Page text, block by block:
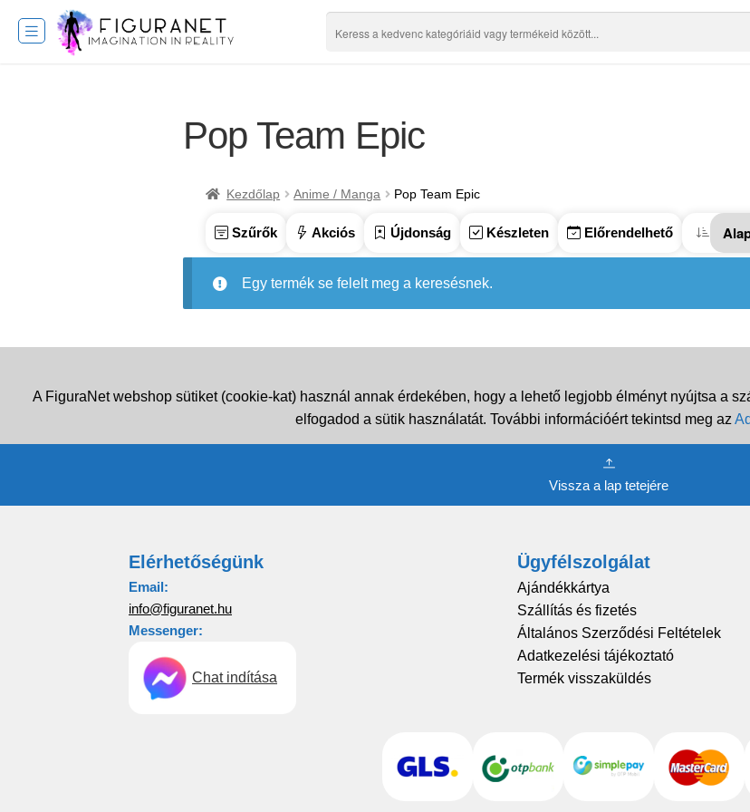
Pop Team Epic
Kezdőlap Anime / Manga Pop Team Epic
Szűrők Akciós Újdonság Készleten Előrendelhető
Egy termék se felelt meg a keresésnek.
A FiguraNet webshop sütiket (cookie-kat) használ annak érdekében, hogy a lehető legjobb élményt nyújtsa a
elfogadod a sütik használatát. További információért tekintsd meg az
Vissza a lap tetejére
Elérhetőségünk
Email:
info@figuranet.hu
Messenger:
Chat indítása
Ügyfélszolgálat
Ajándékkártya
Szállítás és fizetés
Általános Szerződési Feltételek
Adatkezelési tájékoztató
Termék visszaküldés